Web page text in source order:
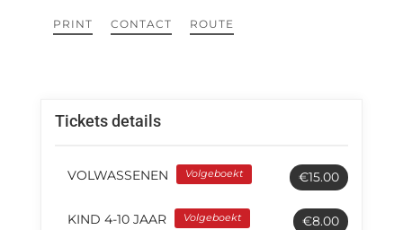
PRINT CONTACT ROUTE
Tickets details
€15.00
VOLWASSENEN Volgeboekt
€8.00
KIND 4-10 JAAR Volgeboekt